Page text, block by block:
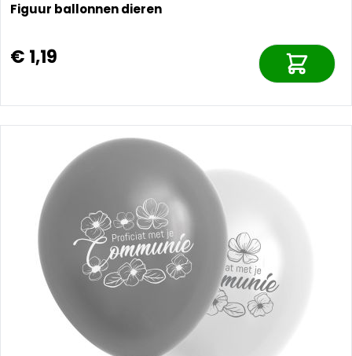
Figuur ballonnen dieren
€ 1,19